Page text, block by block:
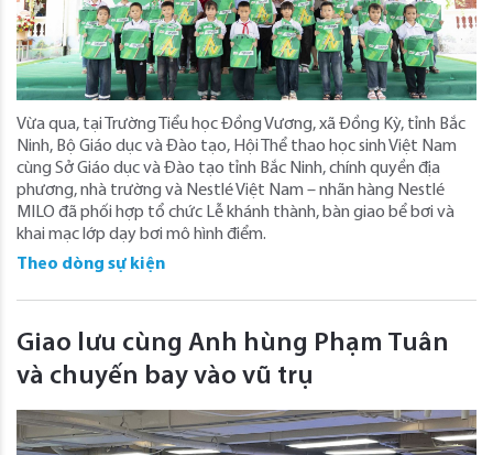
Vừa qua, tại Trường Tiểu học Đồng Vương, xã Đồng Kỳ, tỉnh Bắc
Ninh, Bộ Giáo dục và Đào tạo, Hội Thể thao học sinh Việt Nam
cùng Sở Giáo dục và Đào tạo tỉnh Bắc Ninh, chính quyền địa
phương, nhà trường và Nestlé Việt Nam – nhãn hàng Nestlé
MILO đã phối hợp tổ chức Lễ khánh thành, bàn giao bể bơi và
khai mạc lớp dạy bơi mô hình điểm.
Theo dòng sự kiện
Giao lưu cùng Anh hùng Phạm Tuân
và chuyến bay vào vũ trụ